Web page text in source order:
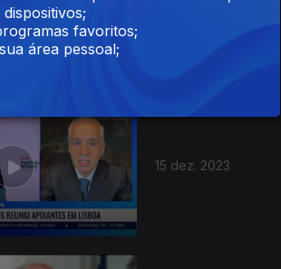
16 dez. 2023
15 dez. 2023
favoritos;
área pessoal;